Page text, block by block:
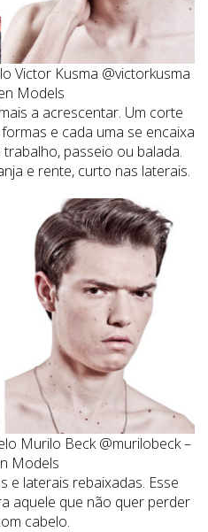
Victor Kusma @victorkusma
Models
a acrescentar. Um corte
e cada uma se encaixa
passeio ou balada.
e rente, curto nas laterais.
Murilo Beck @murilobeck –
Models
e laterais rebaixadas. Esse
aquele que não quer perder
cabelo.